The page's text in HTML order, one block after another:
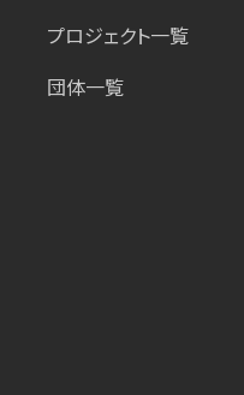
プロジェクト一覧
団体一覧